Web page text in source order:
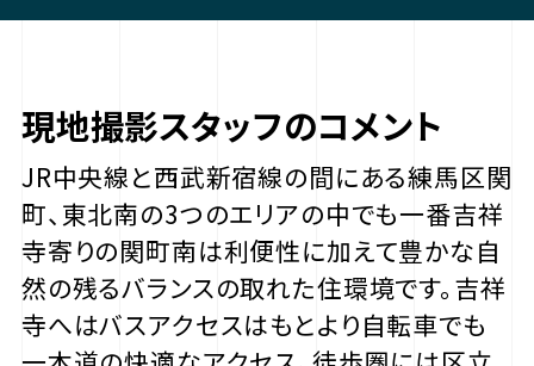
現地撮影スタッフのコメント
JR中央線と西武新宿線の間にある練馬区関
町、東北南の3つのエリアの中でも一番吉祥
寺寄りの関町南は利便性に加えて豊かな自
然の残るバランスの取れた住環境です。吉祥
寺へはバスアクセスはもとより自転車でも